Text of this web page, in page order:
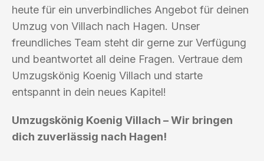
heute für ein unverbindliches Angebot für deinen
Umzug von Villach nach Hagen. Unser
freundliches Team steht dir gerne zur Verfügung
und beantwortet all deine Fragen. Vertraue dem
Umzugskönig Koenig Villach und starte
entspannt in dein neues Kapitel!
Umzugskönig Koenig Villach – Wir bringen
dich zuverlässig nach Hagen!